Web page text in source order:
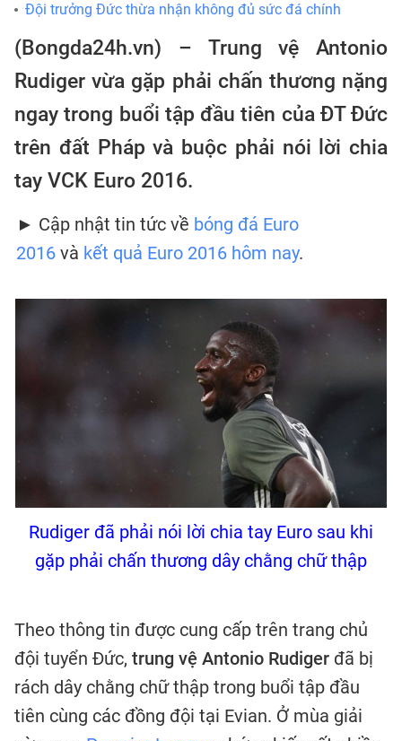
Đội trưởng Đức thừa nhận không đủ sức đá chính
(Bongda24h.vn) – Trung vệ Antonio
Rudiger vừa gặp phải chấn thương nặng
ngay trong buổi tập đầu tiên của ĐT Đức
trên đất Pháp và buộc phải nói lời chia
tay VCK Euro 2016.
► Cập nhật tin tức về bóng đá Euro
2016 và kết quả Euro 2016 hôm nay.
Rudiger đã phải nói lời chia tay Euro sau khi
gặp phải chấn thương dây chằng chữ thập
Theo thông tin được cung cấp trên trang chủ
đội tuyển Đức, trung vệ Antonio Rudiger đã bị
rách dây chằng chữ thập trong buổi tập đầu
tiên cùng các đồng đội tại Evian. Ở mùa giải